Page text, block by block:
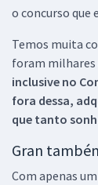
o concurso que
Temos muita
foram milhares
inclusive no
fora dessa,
que tanto
Gran
Com apenas